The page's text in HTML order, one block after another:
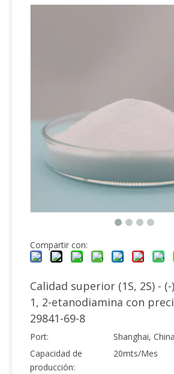
Compartir con:
Calidad superior (1S, 2S) -
1, 2-etanodiamina con
29841-69-8
Port:
Shanghai, China
Capacidad de
producción:
20mts/Mes